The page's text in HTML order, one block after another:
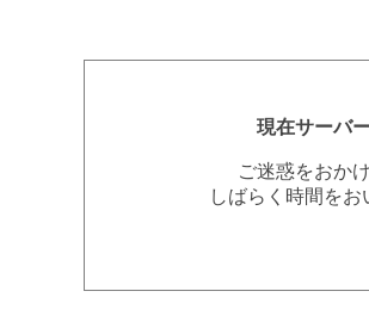
現在サーバ
ご迷惑をおか
しばらく時間を